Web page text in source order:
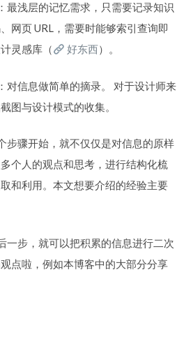
最浅层的记忆需求，只需要记录知识
网页 URL，需要时能够索引查询即
灵感库（
好东西）。
对信息做简单的摘录。 对于设计师来
图与设计模式的收集。
步骤开始，就不仅仅是对信息的原样
个人的观点和思考，进行结构化梳
和利用。本文想要介绍的经验主要
一步，就可以把积累的信息进行二次
点啦，例如本博客中的大部分分享